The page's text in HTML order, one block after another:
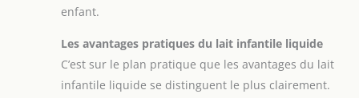
enfant.
Les avantages pratiques du lait infantile liquide
C’est sur le plan pratique que les avantages du lait
infantile liquide se distinguent le plus clairement.